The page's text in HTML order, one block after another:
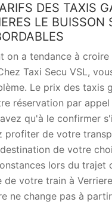
DES TAXIS
LE
on a tendance à
Taxi Secu VSL,
Le prix des taxis
réservation par
qu'à le confirmer
profiter de votre
de votre
lors du trajet
de votre train à
ne change pas à